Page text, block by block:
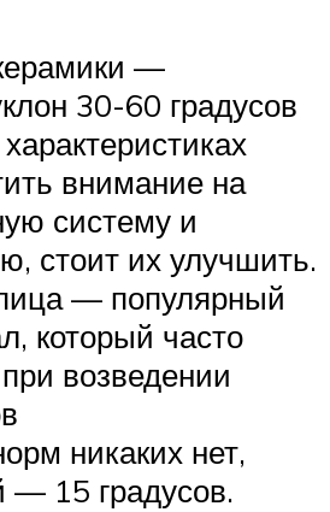
—
30-60 градусов
внимание на
систему и
стоит их улучшить.
— популярный
который часто
возведении
никаких нет,
15 градусов.